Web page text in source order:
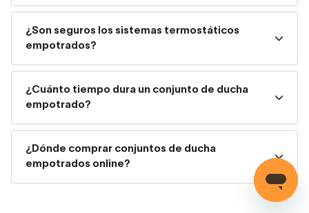
dos llaves, una para regular la temperatura y otra para
regular el caudal de agua. Con ellos, el agua caliente sale
más rápido, se reduce el consumo y suelen incorporar
eficaces limitadores.
Comodidad y tecnología al
servicio de tu bienestar
Los conjuntos empotrados de ducha destacan por su
apariencia y por su tecnología. Muchos modelos incluyen
¿Son seguros los sistemas termostáticos
empotrados?
¿Cuánto tiempo dura un conjunto de ducha
empotrado?
¿Dónde comprar conjuntos de ducha
empotrados online?